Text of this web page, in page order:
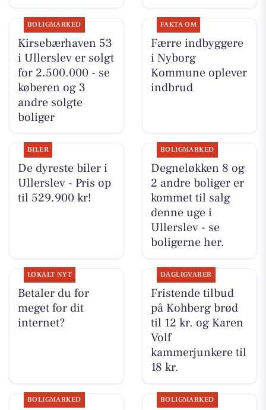
BOLIGMARKED
Kirsebærhaven 53
i Ullerslev er solgt
for 2.500.000 - se
køberen og 3
andre solgte
boliger
FAKTA OM
Færre indbyggere
i Nyborg
Kommune oplever
indbrud
BILER
De dyreste biler i
Ullerslev - Pris op
til 529.900 kr!
BOLIGMARKED
Degneløkken 8 og
2 andre boliger er
kommet til salg
denne uge i
Ullerslev - se
boligerne her.
LOKALT NYT
Betaler du for
meget for dit
internet?
DAGLIGVARER
Fristende tilbud
på Kohberg brød
til 12 kr. og Karen
Volf
kammerjunkere til
18 kr.
BOLIGMARKED BOLIGMARKED